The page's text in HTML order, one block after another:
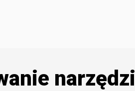
narzędzi